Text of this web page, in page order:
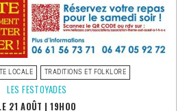
LOCALE TRADITIONS ET FOLKLORE
LES FESTOYADES
21 AOÛT |19H00